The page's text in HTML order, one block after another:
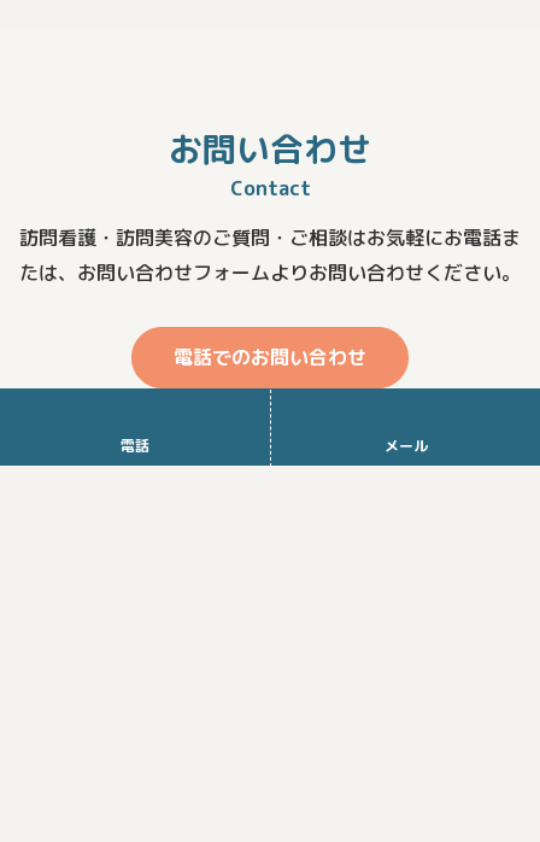
お問い合わせ
Contact
訪問看護・訪問美容のご質問・ご相談はお気軽にお電話ま
たは、 お問い合わせフォームよりお問い合わせください。
電話でのお問い合わせ
お問い合わせフォーム
電話 メール